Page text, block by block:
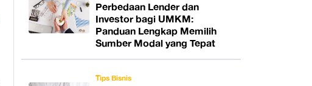
Perbedaan Lender dan
Investor bagi UMKM:
Panduan Lengkap Memilih
Sumber Modal yang Tepat
Tips Bisnis